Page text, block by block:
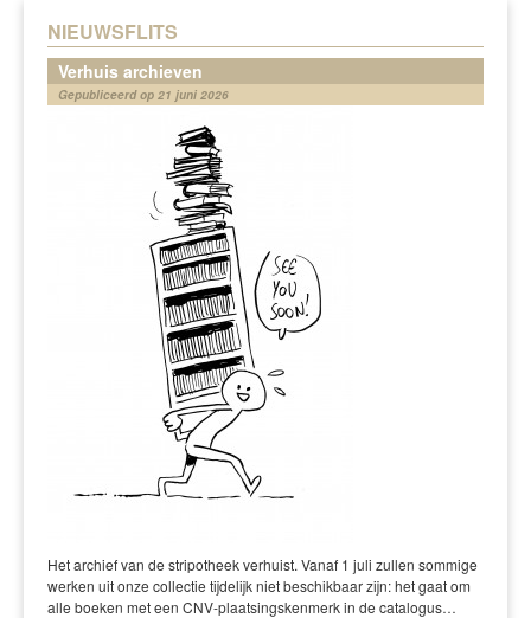
NIEUWSFLITS
Verhuis archieven
Gepubliceerd op 21 juni 2026
Het archief van de stripotheek verhuist. Vanaf 1 juli zullen sommige
werken uit onze collectie tijdelijk niet beschikbaar zijn: het gaat om
alle boeken met een CNV-plaatsingskenmerk in de catalogus…